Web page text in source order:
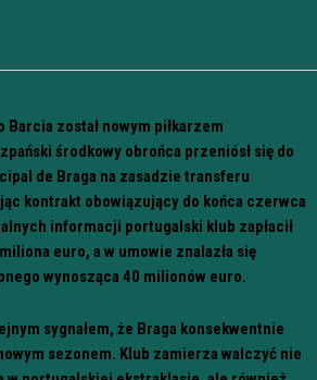
został nowym piłkarzem
środkowy obrońca przeniósł się do
de Braga na zasadzie transferu
kontrakt obowiązujący do końca czerwca
informacji portugalski klub zapłacił
euro, a w umowie znalazła się
wynosząca 40 milionów euro.
sygnałem, że Braga konsekwentnie
sezonem. Klub zamierza walczyć nie